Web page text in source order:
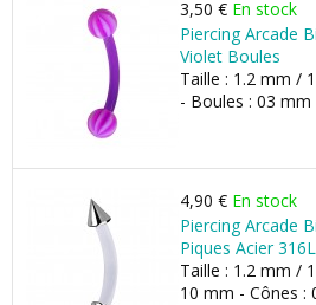
3,50 € En stock
Piercing Arcade
Violet Boules
Taille : 1.2 mm /
- Boules : 03 mm
4,90 € En stock
Piercing Arcade
Piques Acier 316L
Taille : 1.2 mm /
10 mm - Cônes :